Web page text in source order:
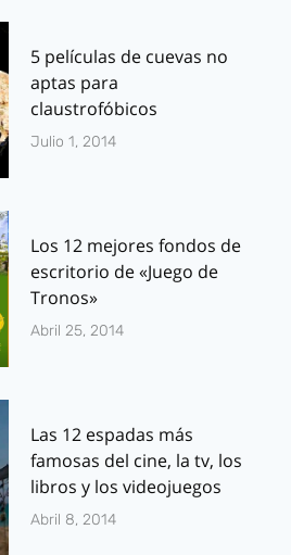
5 películas de cuevas no
aptas para
claustrofóbicos
Julio 1, 2014
Los 12 mejores fondos de
escritorio de «Juego de
Tronos»
Abril 25, 2014
Las 12 espadas más
famosas del cine, la tv, los
libros y los videojuegos
Abril 8, 2014